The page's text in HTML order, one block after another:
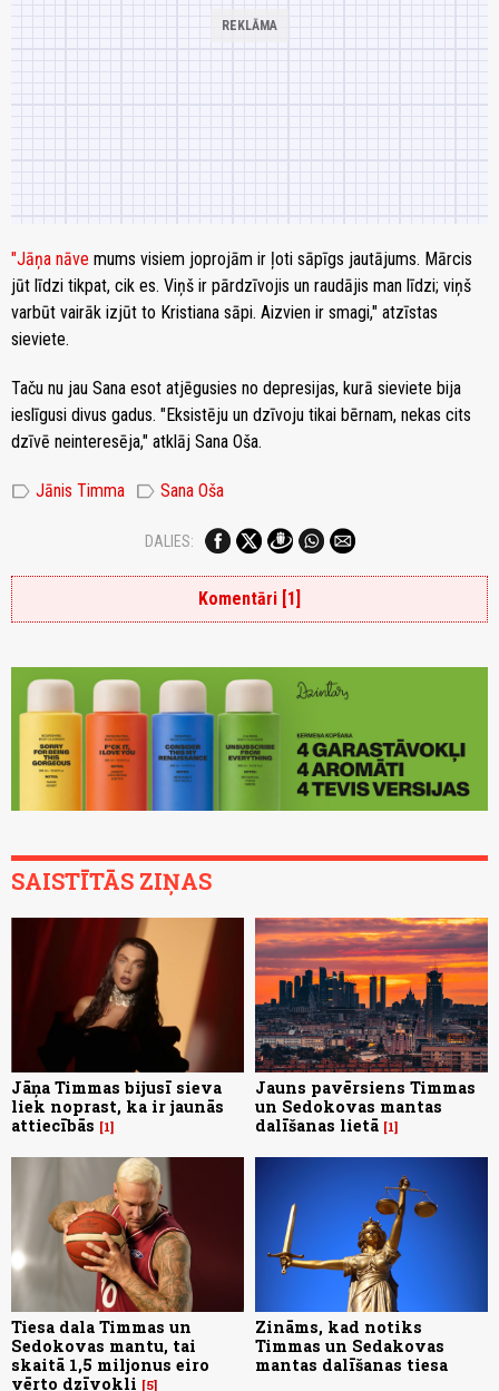
"Jāņa nāve mums visiem joprojām ir ļoti sāpīgs jautājums. Mārcis
jūt līdzi tikpat, cik es. Viņš ir pārdzīvojis un raudājis man līdzi; viņš
varbūt vairāk izjūt to Kristiana sāpi. Aizvien ir smagi," atzīstas
sieviete.
Taču nu jau Sana esot atjēgusies no depresijas, kurā sieviete bija
ieslīgusi divus gadus. "Eksistēju un dzīvoju tikai bērnam, nekas cits
dzīvē neinteresēja," atklāj Sana Oša.
label Jānis Timma label Sana Oša
DALIES:
Komentāri [1]
SAISTĪTĀS ZIŅAS
Jāņa Timmas bijusī sieva
liek noprast, ka ir jaunās
attiecībās
1
Jauns pavērsiens Timmas
un Sedokovas mantas
dalīšanas lietā 1
Tiesa dala Timmas un
Sedokovas mantu, tai
skaitā 1,5 miljonus eiro
vērto dzīvokli
5
Zināms, kad notiks
Timmas un Sedakovas
mantas dalīšanas tiesa